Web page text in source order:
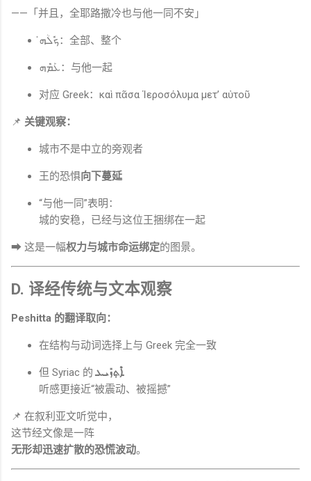
——「并且，全耶路撒冷也与他一同不安」
ܟ݁ܽܠܳܗ̇：全部、整个
ܥܰܡ݁ܶܗ：与他一起
对应 Greek：καὶ πᾶσα Ἱεροσόλυμα μετ’ αὐτοῦ
📌 关键观察：
城市不是中立的旁观者
王的恐惧向下蔓延
“与他一同”表明：
城的安稳，已经与这位王捆绑在一起
➡ 这是一幅权力与城市命运绑定的图景。
D. 译经传统与文本观察
Peshitta 的翻译取向：
在结构与动词选择上与 Greek 完全一致
但 Syriac 的ܐܶܬ݂ܙܺܝܥ
听感更接近“被震动、被摇撼”
📌 在叙利亚文听觉中，
这节经文像是一阵
无形却迅速扩散的恐慌波动。